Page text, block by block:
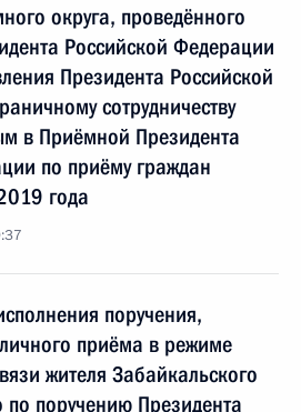
округа, проведённого
Российской Федерации
Президента Российской
сотрудничеству
в Приёмной Президента
по приёму граждан
года
поручения,
приёма в режиме
жителя Забайкальского
по поручению Президента